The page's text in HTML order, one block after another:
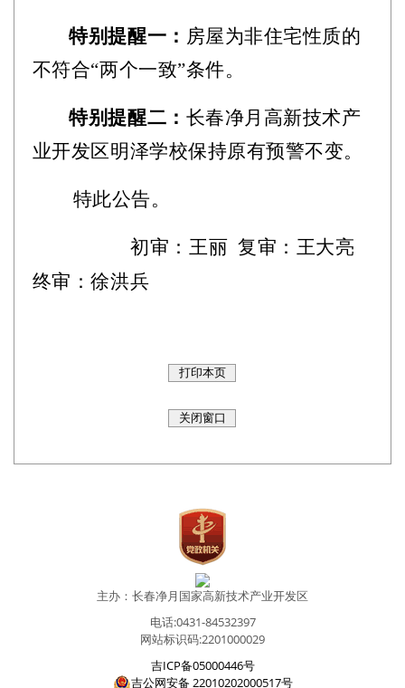
特别提醒一： 房屋为非住宅性质的
不符合“两个一致”条件。
特别提醒二： 长春净月高新技术产
业开发区明泽学校保持原有预警不变。
特此公告。
初审：王丽 复审：王大亮
终审：徐洪兵